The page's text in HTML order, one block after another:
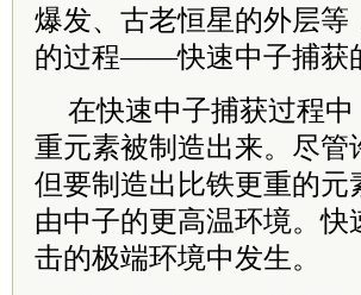
爆发、古老恒星的外层
的过程——快速中子捕获
在快速中子捕获过程
重元素被制造出来。尽
但要制造出比铁更重的
由中子的更高温环境。
击的极端环境中发生。